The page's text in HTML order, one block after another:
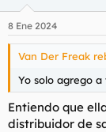
e
s
8 Ene 2024
Van Der Freak
Yo solo agrego a
Entiendo que
distribuidor de